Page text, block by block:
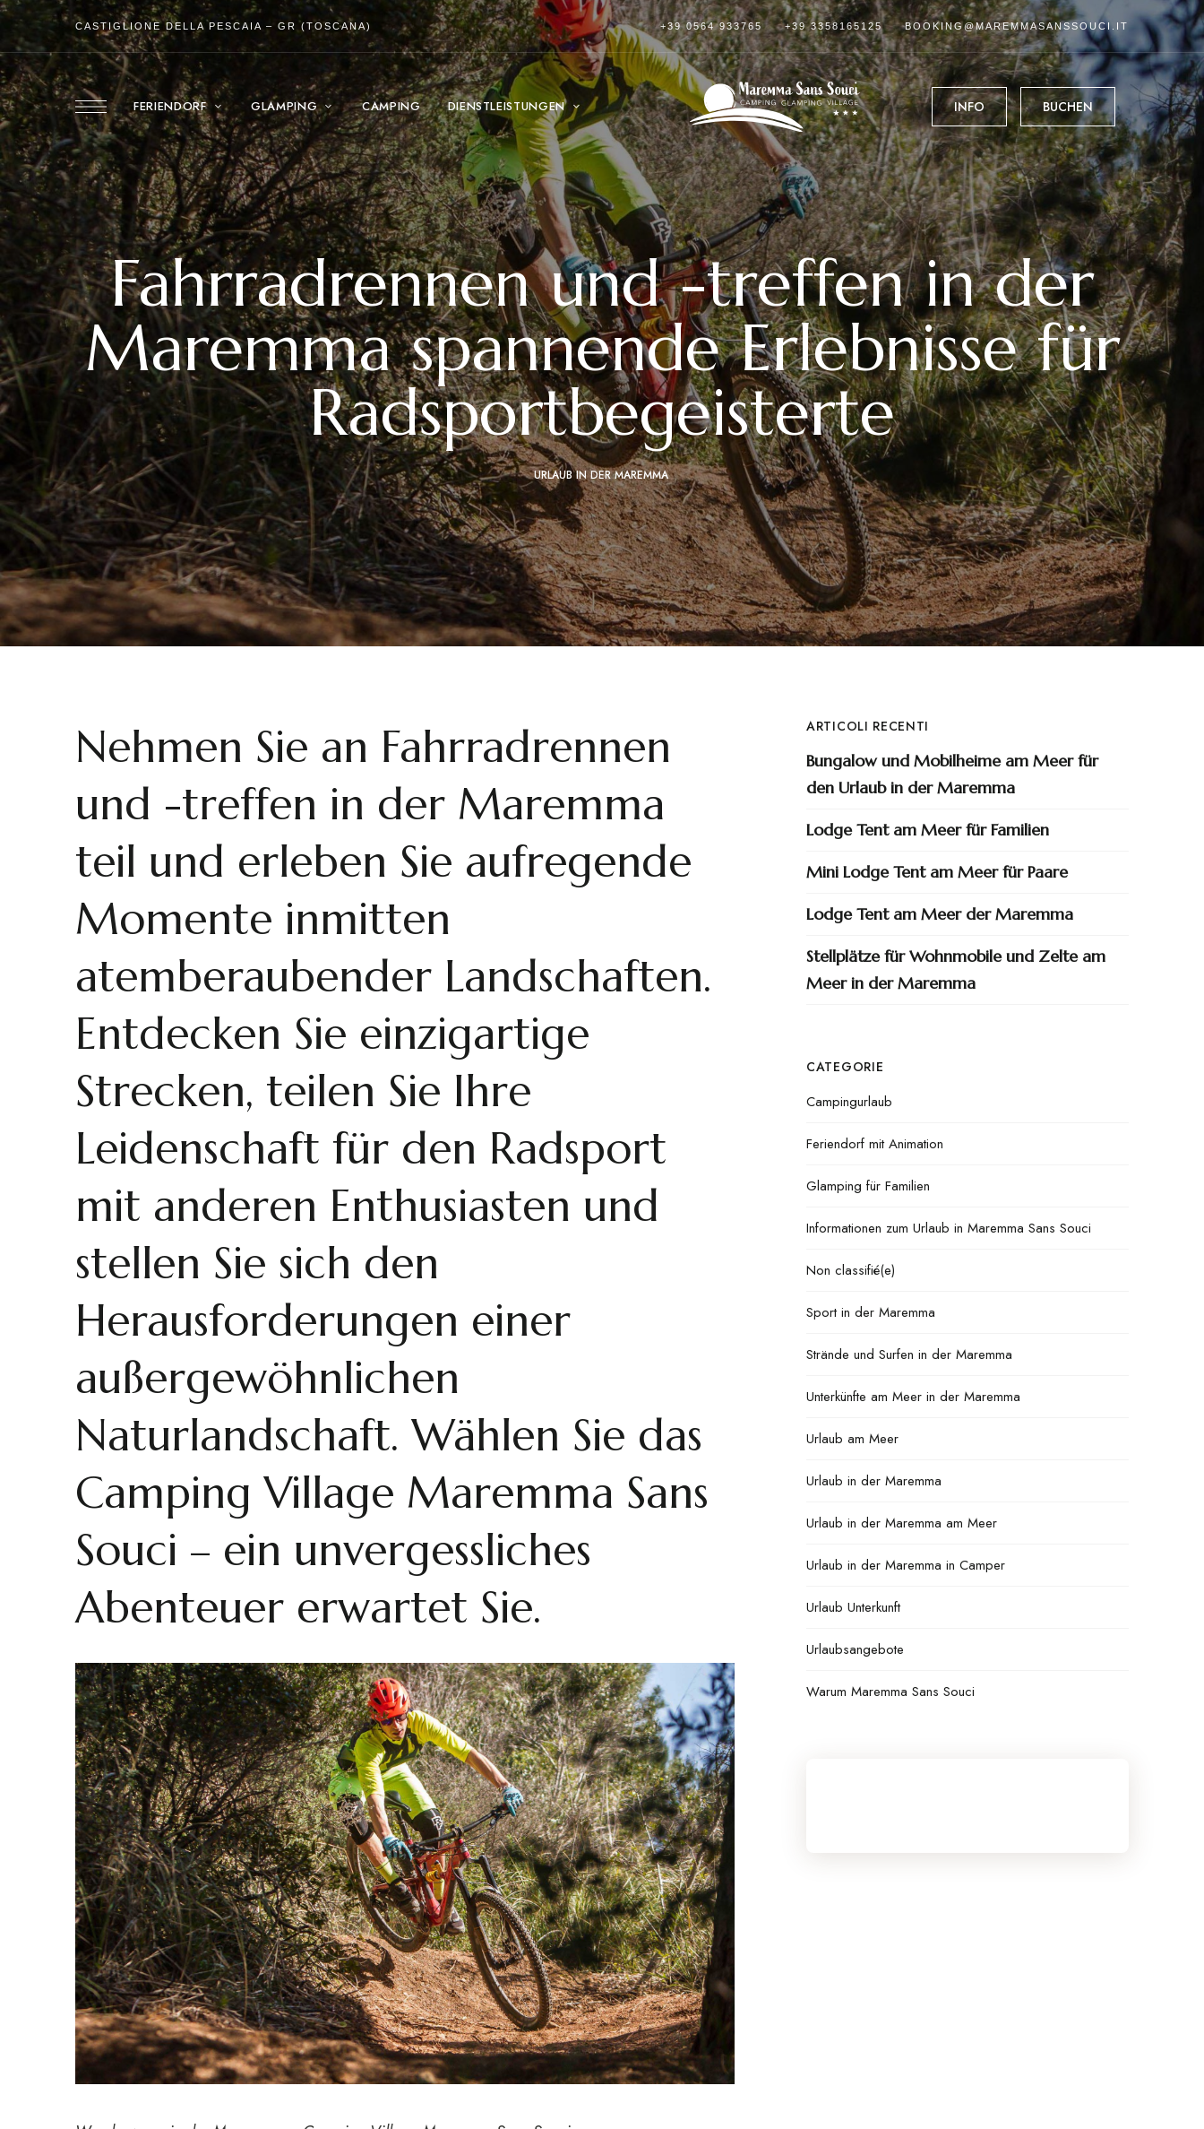
CASTIGLIONE DELLA PESCAIA – GR (TOSCANA) +39 0564 933765 +39 3358165125 BOOKING@MAREMMASANSSOUCI.IT
FERIENDORF GLAMPING CAMPING DIENSTLEISTUNGEN INFO BUCHEN
Fahrradrennen und -treffen in der
Maremma spannende Erlebnisse für
Radsportbegeisterte
URLAUB IN DER MAREMMA
Nehmen Sie an Fahrradrennen
und -treffen in der Maremma
teil und erleben Sie aufregende
Momente inmitten
atemberaubender Landschaften.
Entdecken Sie einzigartige
Strecken, teilen Sie Ihre
Leidenschaft für den Radsport
mit anderen Enthusiasten und
stellen Sie sich den
Herausforderungen einer
außergewöhnlichen
Naturlandschaft. Wählen Sie das
Camping Village Maremma Sans
Souci – ein unvergessliches
Abenteuer erwartet Sie.
ARTICOLI RECENTI
Bungalow und Mobilheime am Meer für
den Urlaub in der Maremma
Lodge Tent am Meer für Familien
Mini Lodge Tent am Meer für Paare
Lodge Tent am Meer der Maremma
Stellplätze für Wohnmobile und Zelte am
Meer in der Maremma
CATEGORIE
Campingurlaub
Feriendorf mit Animation
Glamping für Familien
Informationen zum Urlaub in Maremma Sans Souci
Non classifié(e)
Sport in der Maremma
Strände und Surfen in der Maremma
Unterkünfte am Meer in der Maremma
Urlaub am Meer
Urlaub in der Maremma
Urlaub in der Maremma am Meer
Urlaub in der Maremma in Camper
Urlaub Unterkunft
Urlaubsangebote
Warum Maremma Sans Souci